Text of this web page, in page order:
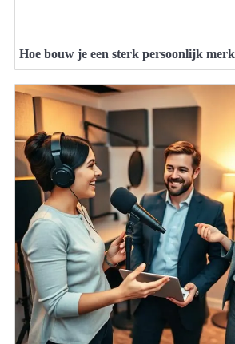
Hoe bouw je een sterk persoonlijk